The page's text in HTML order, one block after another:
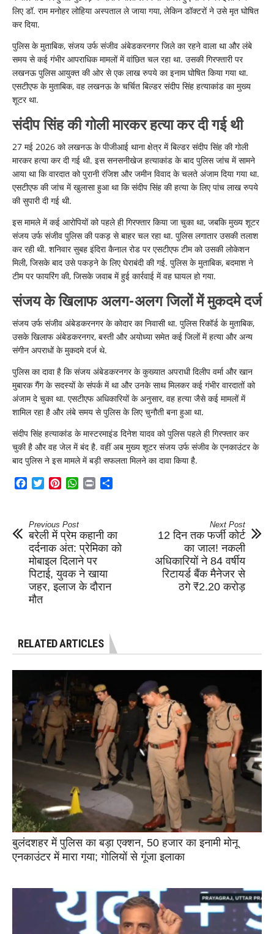
लिए डॉ. राम मनोहर लोहिया अस्पताल ले जाया गया, लेकिन डॉक्टरों ने उसे मृत घोषित
कर दिया.
पुलिस के मुताबिक, संजय उर्फ संजीव अंबेडकरनगर जिले का रहने वाला था और लंबे
समय से कई गंभीर आपराधिक मामलों में वांछित चल रहा था. उसकी गिरफ्तारी पर
लखनऊ पुलिस आयुक्त की ओर से एक लाख रुपये का इनाम घोषित किया गया था.
एसटीएफ के मुताबिक, वह लखनऊ के चर्चित बिल्डर संदीप सिंह हत्याकांड का मुख्य
शूटर था.
संदीप सिंह की गोली मारकर हत्या कर दी गई थी
27 मई 2026 को लखनऊ के पीजीआई थाना क्षेत्र में बिल्डर संदीप सिंह की गोली
मारकर हत्या कर दी गई थी. इस सनसनीखेज हत्याकांड के बाद पुलिस जांच में सामने
आया था कि वारदात को पुरानी रंजिश और जमीन विवाद के चलते अंजाम दिया गया था.
एसटीएफ की जांच में खुलासा हुआ था कि संदीप सिंह की हत्या के लिए पांच लाख रुपये
की सुपारी दी गई थी.
इस मामले में कई आरोपियों को पहले ही गिरफ्तार किया जा चुका था, जबकि मुख्य शूटर
संजय उर्फ संजीव पुलिस की पकड़ से बाहर चल रहा था. पुलिस लगातार उसकी तलाश
कर रही थी. शनिवार सुबह इंदिरा कैनाल रोड पर एसटीएफ टीम को उसकी लोकेशन
मिली, जिसके बाद उसे पकड़ने के लिए घेराबंदी की गई. पुलिस के मुताबिक, बदमाश ने
टीम पर फायरिंग की, जिसके जवाब में हुई कार्रवाई में वह घायल हो गया.
संजय के खिलाफ अलग-अलग जिलों में मुकदमे दर्ज
संजय उर्फ संजीव अंबेडकरनगर के कोदार का निवासी था. पुलिस रिकॉर्ड के मुताबिक,
उसके खिलाफ अंबेडकरनगर, बस्ती और अयोध्या समेत कई जिलों में हत्या और अन्य
संगीन अपराधों के मुकदमे दर्ज थे.
पुलिस का दावा है कि संजय अंबेडकरनगर के कुख्यात अपराधी दिलीप वर्मा और खान
मुबारक गैंग के सदस्यों के संपर्क में था और उनके साथ मिलकर कई गंभीर वारदातों को
अंजाम दे चुका था. एसटीएफ अधिकारियों के अनुसार, वह हत्या जैसे कई मामलों में
शामिल रहा है और लंबे समय से पुलिस के लिए चुनौती बना हुआ था.
संदीप सिंह हत्याकांड के मास्टरमाइंड दिनेश यादव को पुलिस पहले ही गिरफ्तार कर
चुकी है और वह जेल में बंद है. वहीं अब मुख्य शूटर संजय उर्फ संजीव के एनकाउंटर के
बाद पुलिस ने इस मामले में बड़ी सफलता मिलने का दावा किया है.
Facebook
TwitterPinterestWhatsApp
Print
Previous Post
बरेली में प्रेम कहानी का
दर्दनाक अंत: प्रेमिका को
मोबाइल दिलाने पर
पिटाई, युवक ने खाया
जहर, इलाज के दौरान
मौत
Next Post
12 दिन तक फर्जी कोर्ट
का जाल! नकली
अधिकारियों ने 84 वर्षीय
रिटायर्ड बैंक मैनेजर से
ठगे ₹2.20 करोड़
RELATED ARTICLES
बुलंदशहर में पुलिस का बड़ा एक्शन, 50 हजार का इनामी मोनू
एनकाउंटर में मारा गया; गोलियों से गूंजा इलाका